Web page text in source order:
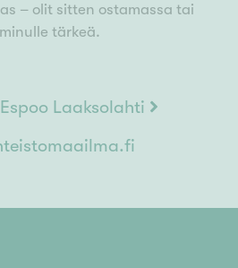
– olit sitten ostamassa tai
tärkeä.
Laaksolahti